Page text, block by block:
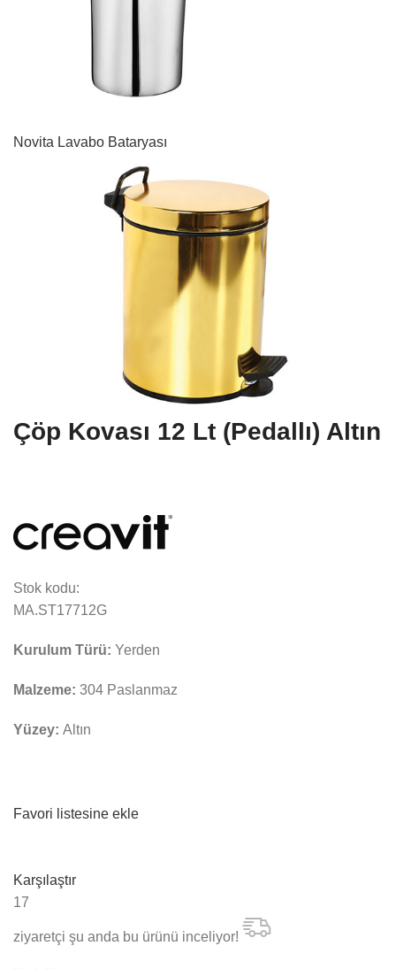
Novita Lavabo Bataryası
Çöp Kovası 12 Lt (Pedallı) Altın
Stok kodu:
MA.ST17712G
Kurulum Türü: Yerden
Malzeme: 304 Paslanmaz
Yüzey: Altın
Favori listesine ekle
Karşılaştır
17
ziyaretçi şu anda bu ürünü inceliyor!